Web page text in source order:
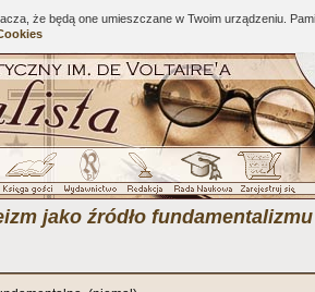
że będą one umieszczane w Twoim urządzeniu.
jako źródło fundamentalizmu